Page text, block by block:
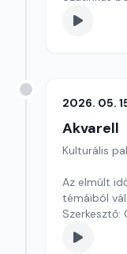
Kultúrmorzsa
2026. 05.
Akvarell
Kulturális
Az elmúlt
témáiból
Szerkesztő: